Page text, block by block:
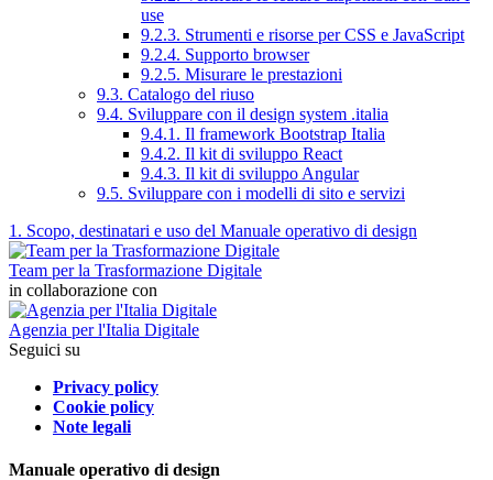
use
9.2.3. Strumenti e risorse per CSS e JavaScript
9.2.4. Supporto browser
9.2.5. Misurare le prestazioni
9.3. Catalogo del riuso
9.4. Sviluppare con il design system .italia
9.4.1. Il framework Bootstrap Italia
9.4.2. Il kit di sviluppo React
9.4.3. Il kit di sviluppo Angular
9.5. Sviluppare con i modelli di sito e servizi
1. Scopo, destinatari e uso del Manuale operativo di design
Team per la Trasformazione Digitale
in collaborazione con
Agenzia per l'Italia Digitale
Seguici su
Privacy policy
Cookie policy
Note legali
Manuale operativo di design